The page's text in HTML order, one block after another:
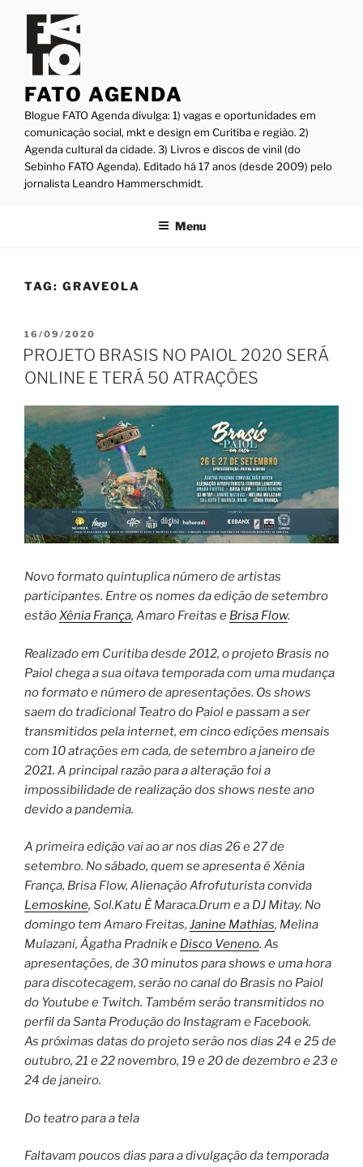
conteúdo
FATO AGENDA
Blogue FATO Agenda divulga: 1) vagas e oportunidades em
comunicação social, mkt e design em Curitiba e região. 2)
Agenda cultural da cidade. 3) Livros e discos de vinil (do
Sebinho FATO Agenda). Editado há 17 anos (desde 2009) pelo
jornalista Leandro Hammerschmidt.
Menu
TAG: GRAVEOLA
PUBLICADO
EM
16/09/2020
PROJETO BRASIS NO PAIOL 2020 SERÁ
ONLINE E TERÁ 50 ATRAÇÕES
Novo formato quintuplica número de artistas
participantes. Entre os nomes da edição de setembro
estãoXênia França, Amaro Freitas e Brisa Flow.
Realizado em Curitiba desde 2012, o projeto Brasis no
Paiol chega a sua oitava temporada com uma mudança
no formato e número de apresentações. Os shows
saem do tradicional Teatro do Paiol e passam a ser
transmitidos pela internet, em cinco edições mensais
com 10 atrações em cada, de setembro a janeiro de
2021. A principal razão para a alteração foi a
impossibilidade de realização dos shows neste ano
devido a pandemia.
A primeira edição vai ao ar nos dias 26 e 27 de
setembro. No sábado, quem se apresenta é Xênia
França, Brisa Flow, Alienação Afrofuturista convida
Lemoskine, Sol.Katu Ê Maraca.Drum e a DJ Mitay. No
domingo tem Amaro Freitas, Janine Mathias, Melina
Mulazani, Ágatha Pradnik e Disco Veneno. As
apresentações, de 30 minutos para shows e uma hora
para discotecagem, serão no canal do Brasis no Paiol
do Youtube e Twitch. Também serão transmitidos no
perfil da Santa Produção do Instagram e Facebook.
As próximas datas do projeto serão nos dias 24 e 25 de
outubro, 21 e 22 novembro, 19 e 20 de dezembro e 23 e
24 de janeiro.
Do teatro para a tela
Faltavam poucos dias para a divulgação da temporada